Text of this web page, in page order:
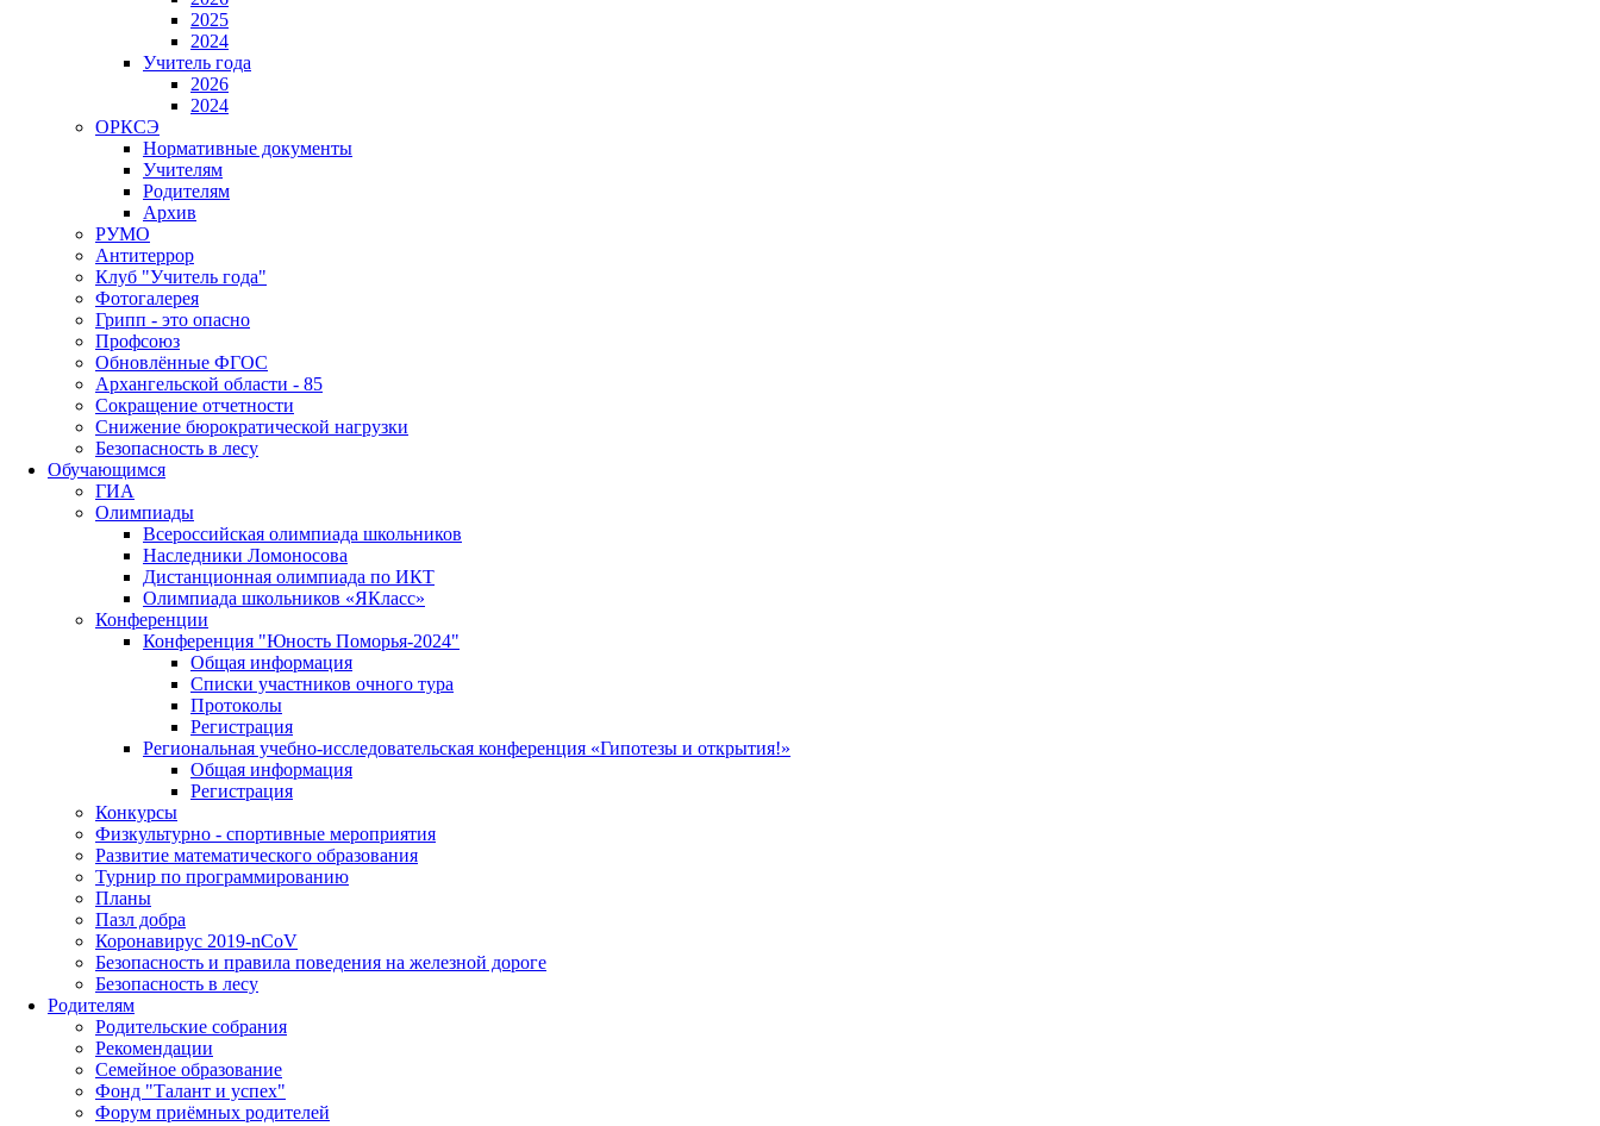
2025
2024
Учитель года
2026
2024
ОРКСЭ
Нормативные документы
Учителям
Родителям
Архив
РУМО
Антитеррор
Клуб "Учитель года"
Фотогалерея
Грипп - это опасно
Профсоюз
Обновлённые ФГОС
Архангельской области - 85
Сокращение отчетности
Снижение бюрократической нагрузки
Безопасность в лесу
Обучающимся
ГИА
Олимпиады
Всероссийская олимпиада школьников
Наследники Ломоносова
Дистанционная олимпиада по ИКТ
Олимпиада школьников «ЯКласс»
Конференции
Конференция "Юность Поморья-2024"
Общая информация
Списки участников очного тура
Протоколы
Регистрация
Региональная учебно-исследовательская конференция «Гипотезы и открытия!»
Общая информация
Регистрация
Конкурсы
Физкультурно - спортивные мероприятия
Развитие математического образования
Турнир по программированию
Планы
Пазл добра
Коронавирус 2019-nCoV
Безопасность и правила поведения на железной дороге
Безопасность в лесу
Родителям
Родительские собрания
Рекомендации
Семейное образование
Фонд "Талант и успех"
Форум приёмных родителей